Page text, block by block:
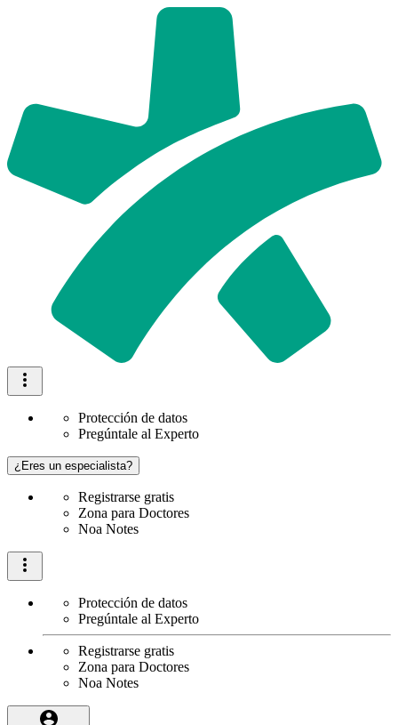
Protección de datos
Pregúntale al Experto
¿Eres un especialista?
Registrarse gratis
Zona para Doctores
Noa Notes
Protección de datos
Pregúntale al Experto
Registrarse gratis
Zona para Doctores
Noa Notes